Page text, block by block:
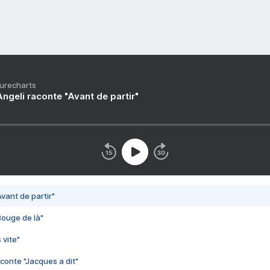
raconte "Avant de partir"
de partir"
de là"
vite"
"Jacques a dit"